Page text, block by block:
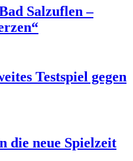
Salzuflen –
Testspiel gegen
die neue Spielzeit